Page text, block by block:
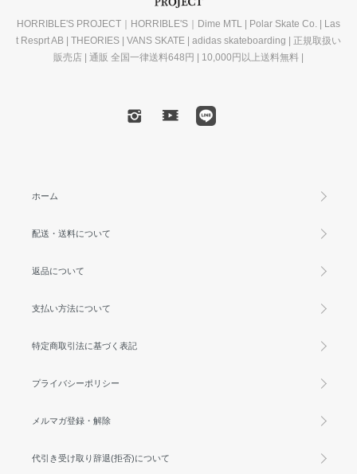
HORRIBLE'S PROJECT｜HORRIBLE'S｜Dime MTL | Polar Skate Co. | Las
t Resprt AB | THEORIES | VANS SKATE | adidas skateboarding | 正規取扱い
販売店 | 通販 全国一律送料648円 | 10,000円以上送料無料 |
ホーム
配送・送料について
返品について
支払い方法について
特定商取引法に基づく表記
プライバシーポリシー
メルマガ登録・解除
代引き受け取り辞退(拒否)について